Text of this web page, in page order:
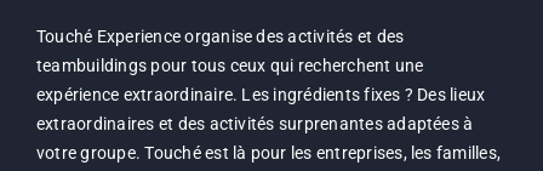
Touché Experience organise des activités et des
teambuildings pour tous ceux qui recherchent une
expérience extraordinaire. Les ingrédients fixes ? Des lieux
extraordinaires et des activités surprenantes adaptées à
votre groupe. Touché est là pour les entreprises, les familles,